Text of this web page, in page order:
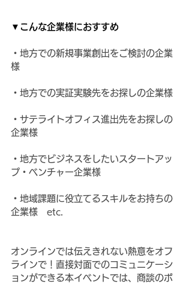
▼こんな企業様におすすめ
・地方での新規事業創出をご検討の企業
様
・地方での実証実験先をお探しの企業様
・サテライトオフィス進出先をお探しの
企業様
・地方でビジネスをしたいスタートアッ
プ・ベンチャー企業様
・地域課題に役立てるスキルをお持ちの
企業様　etc.
オンラインでは伝えきれない熱意をオフ
ラインで！直接対面でのコミュニケーシ
ョンができる本イベントでは、商談のポ